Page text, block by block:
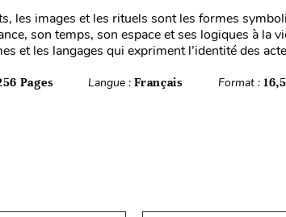
les images et les rituels sont les formes
son temps, son espace et ses logiques à la
et les langages qui expriment l’identité des
Pages Langue :Français Format :